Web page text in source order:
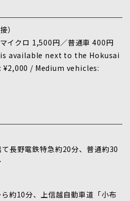
）
イクロ 1,500円／普通車 400円
available next to the Hokusai
¥2,000 / Medium vehicles:
長野電鉄特急約20分、普通約30
約10分、上信越自動車道「小布